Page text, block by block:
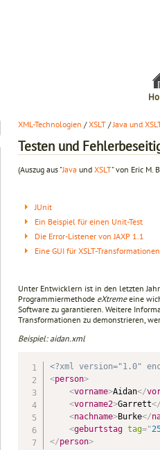
XML-Technologien /XSLT /Java und
Testen und
(Auszug aus "Java und XSLT" von Eric M.
JUnit
Ein Beispiel für einen Unit-Test
Die Error-Listener von JAXP 1.1
Eine GUI für XSLT-Transformationen
Unter Entwicklern ist in den letzten
Programmiermethode eXtremeeine
Software zu garantieren. Weitere
Transformationen zu demonstrieren,
Beispiel: aidan.xml
<?xml version="1.0"
<person>
<vorname>Aidan</
<vorname2>Garrett
<nachname>Burke</
<geburtstag tag="
</person>